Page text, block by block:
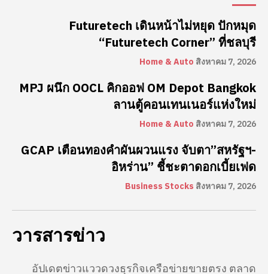
Futuretech เดินหน้าไม่หยุด ปักหมุด
“Futuretech Corner” ที่ชลบุรี
Home & Auto สิงหาคม 7, 2026
MPJ ผนึก OOCL คิกออฟ OM Depot Bangkok
ลานตู้คอนเทนเนอร์แห่งใหม่
Home & Auto สิงหาคม 7, 2026
GCAP เตือนทองคำผันผวนแรง จับตา”สหรัฐฯ-
อิหร่าน” ชี้ชะตาดอกเบี้ยเฟด
Business Stocks สิงหาคม 7, 2026
วารสารข่าว
อัปเดตข่าวแววดวงธุรกิจเครือข่ายขายตรง ตลาด